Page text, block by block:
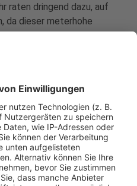
raten dringend dazu, auf
da dieser meterhohe
Ein brennender Grill
werden, sondern